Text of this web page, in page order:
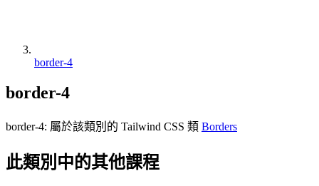
border-4
border-4
border-4: 屬於該類別的 Tailwind CSS 類 Borders
此類別中的其他課程